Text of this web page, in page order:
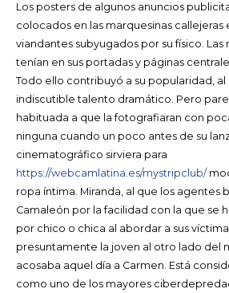
Los posters de algunos anuncios
colocados en las marquesinas callejeras
viandantes subyugados por su físico. Las
tenían en sus portadas y páginas
Todo ello contribuyó a su popularidad, al
indiscutible talento dramático. Pero
habituada a que la fotografiaran con
ninguna cuando un poco antes de su
cinematográfico sirviera para
https://webcamlatina.es/mystripclub/
ropa íntima. Miranda, al que los agentes
Camaleón por la facilidad con la que se
por chico o chica al abordar a sus
presuntamente la joven al otro lado del
acosaba aquel día a Carmen. Está
como uno de los mayores